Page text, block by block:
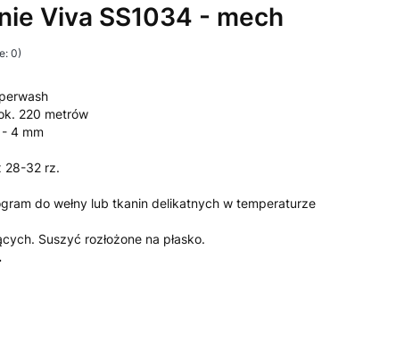
Viva SS1034 - mech
0)
220 metrów
4 mm
28-32 rz.
do wełny lub tkanin delikatnych w temperaturze
Suszyć rozłożone na płasko.